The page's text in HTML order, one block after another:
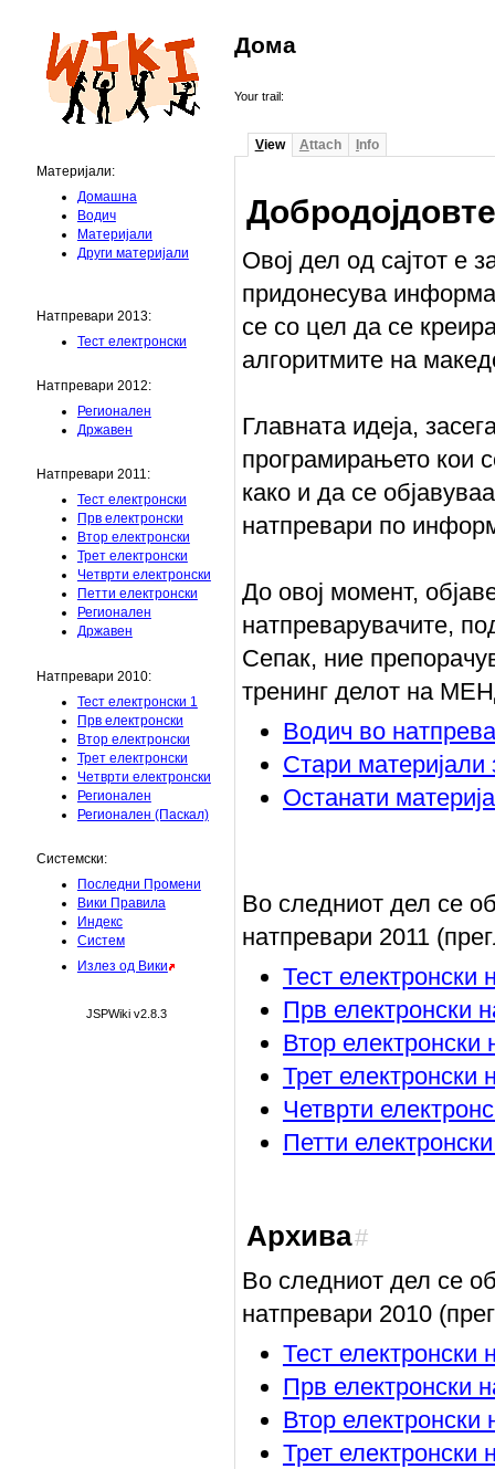
Дома
Your trail:
View Attach Info
Овој дел од сајтот е
придонесува
се со цел да се
алгоритмите на
Главната идеја,
програмирањето кои
како и да се
натпревари по
До овој момент,
натпреварувачите,
Сепак, ние
тренинг делот на
Водич во
Стари
Останати
Во следниот дел се
натпревари 2011
Тест електронски
Прв електронски
Втор електронски
Трет електронски
Четврти
Петти
Архива#
Во следниот дел се
натпревари 2010
Тест електронски
Прв електронски
Втор електронски
Трет електронски
Материјали:
Домашна
Водич
Материјали
Други материјали
Натпревари 2013:
Тест електронски
Натпревари 2012:
Регионален
Државен
Натпревари 2011:
Тест електронски
Прв електронски
Втор електронски
Трет електронски
Четврти електронски
Петти електронски
Регионален
Државен
Натпревари 2010:
Тест електронски 1
Прв електронски
Втор електронски
Трет електронски
Четврти електронски
Регионален
Регионален (Паскал)
Системски:
Последни Промени
Вики Правила
Индекс
Систем
Излез од Вики
JSPWiki v2.8.3